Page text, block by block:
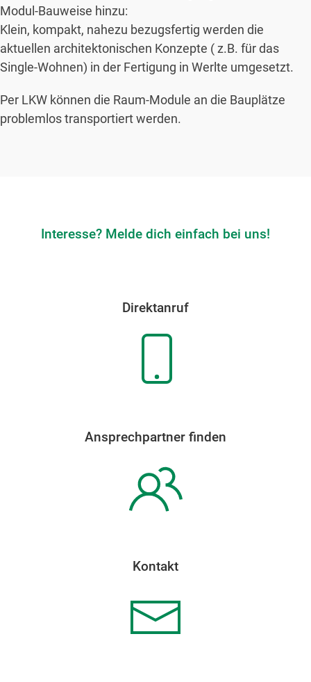
Modul-Bauweise hinzu:
Klein, kompakt, nahezu bezugsfertig werden die
aktuellen architektonischen Konzepte ( z.B. für das
Single-Wohnen) in der Fertigung in Werlte umgesetzt.
Per LKW können die Raum-Module an die Bauplätze
problemlos transportiert werden.
Interesse? Melde dich einfach bei uns!
Direktanruf
Ansprechpartner finden
Kontakt